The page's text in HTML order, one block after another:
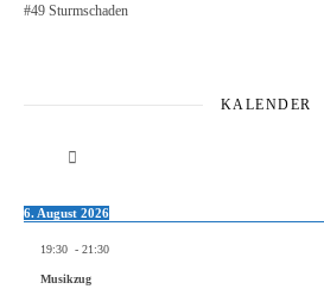
#49 Sturmschaden
KALENDER
6. August 2026
19:30 - 21:30
Musikzug